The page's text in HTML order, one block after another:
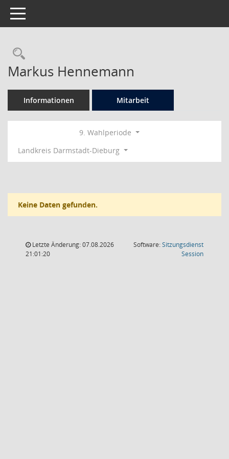
Toggle navigation
Rechercheauswahl
Markus Hennemann
Informationen Mitarbeit
9. Wahlperiode
Landkreis Darmstadt-Dieburg
Keine Daten gefunden.
Letzte Änderung: 07.08.2026
21:01:20
Software:Sitzungsdienst
Session(Wird in